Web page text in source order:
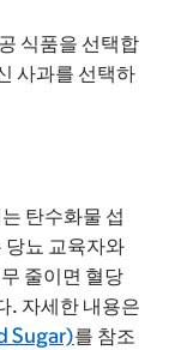
식품을 선택합
사과를 선택하
탄수화물 섭
당뇨 교육자와
줄이면 혈당
. 자세한 내용은
Sugar)를 참조